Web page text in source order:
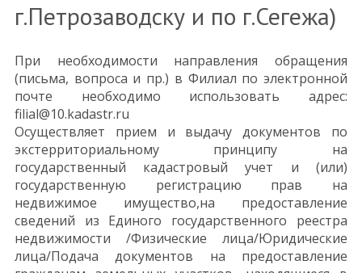
г.Петрозаводску и по г.Сегежа)
При необходимости направления обращения
(письма, вопроса и пр.) в Филиал по электронной
почте необходимо использовать адрес:
filial@10.kadastr.ru
Осуществляет прием и выдачу документов по
экстерриториальному принципу на
государственный кадастровый учет и (или)
государственную регистрацию прав на
недвижимое имущество,на предоставление
сведений из Единого государственного реестра
недвижимости /Физические лица/Юридические
лица/Подача документов на предоставление